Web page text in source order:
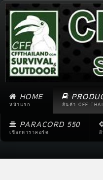
HOME
หน้าแรก สินค้า CFF
PARACORD 550
เชือกพาราคอร์ด สิ